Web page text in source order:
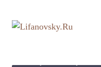
содержимому